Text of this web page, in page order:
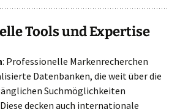
Tools und Expertise
: Professionelle Markenrecherchen
Datenbanken, die weit über die
Suchmöglichkeiten
decken auch internationale